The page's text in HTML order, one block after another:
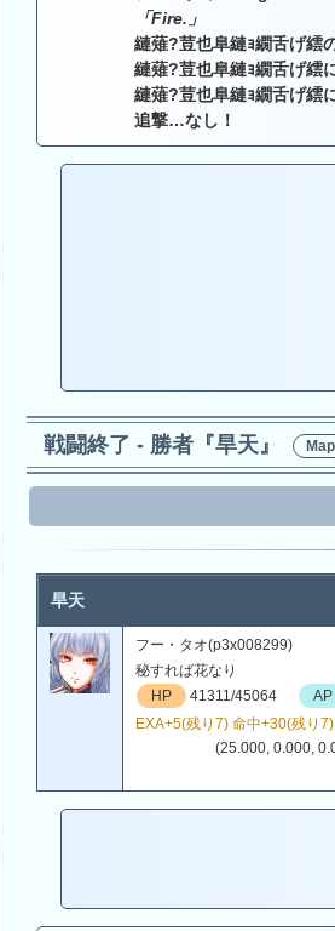
「Fire.」
縺薙?荳也阜縺ｮ繝舌げ繧
縺薙?荳也阜縺ｮ繝舌げ繧
縺薙?荳也阜縺ｮ繝舌げ繧
追撃…なし！
戦闘終了 - 勝者『旱天』 Map
旱天
フー・タオ(p3x008299)
秘すれば花なり
HP
41311/45064 AP
EXA+5(残り7) 命中+30(残り
(25.000, 0.000,